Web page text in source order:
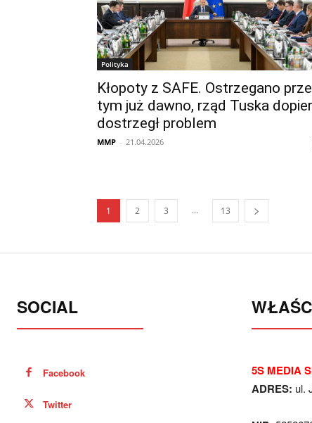
Polityka
Kłopoty z SAFE. Ostrzegano
tym już dawno, rząd Tuska
dostrzegł problem
MMP - 21.04.2026
1 2 3 ... 13
SOCIAL
Facebook
Twitter
5S MEDIA
ADRES: ul.